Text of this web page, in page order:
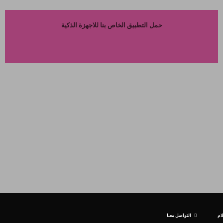
حمل التطبيق الخاص بنا للاجهزة الذكية
التواصل معنا